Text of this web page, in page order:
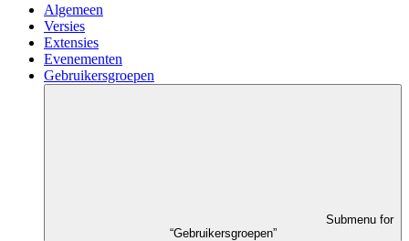
Algemeen
Versies
Extensies
Evenementen
Gebruikersgroepen
Submenu for
“Gebruikersgroepen”